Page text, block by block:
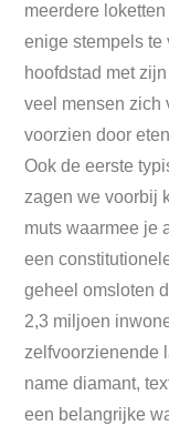
meerdere
enige stempels te
hoofdstad met
veel mensen zich
voorzien door
Ook de eerste
zagen we voorbij
muts waarmee je
een
geheel omsloten
2,3 miljoen
zelfvoorzienende
name diamant,
een belangrijke